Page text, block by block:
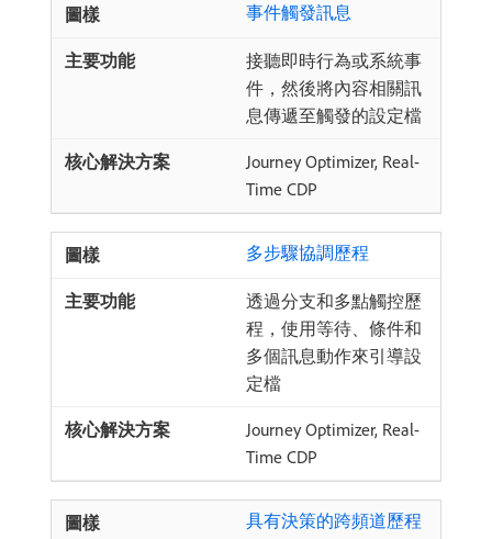
事件觸發訊息
接聽即時行為或系統事
件，然後將內容相關訊
息傳遞至觸發的設定檔
Journey Optimizer, Real-
Time CDP
多步驟協調歷程
透過分支和多點觸控歷
程，使用等待、條件和
多個訊息動作來引導設
定檔
Journey Optimizer, Real-
Time CDP
具有決策的跨頻道歷程